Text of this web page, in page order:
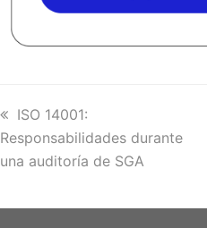
previous
post:
ISO 14001:
Responsabilidades durante
una auditoría de SGA